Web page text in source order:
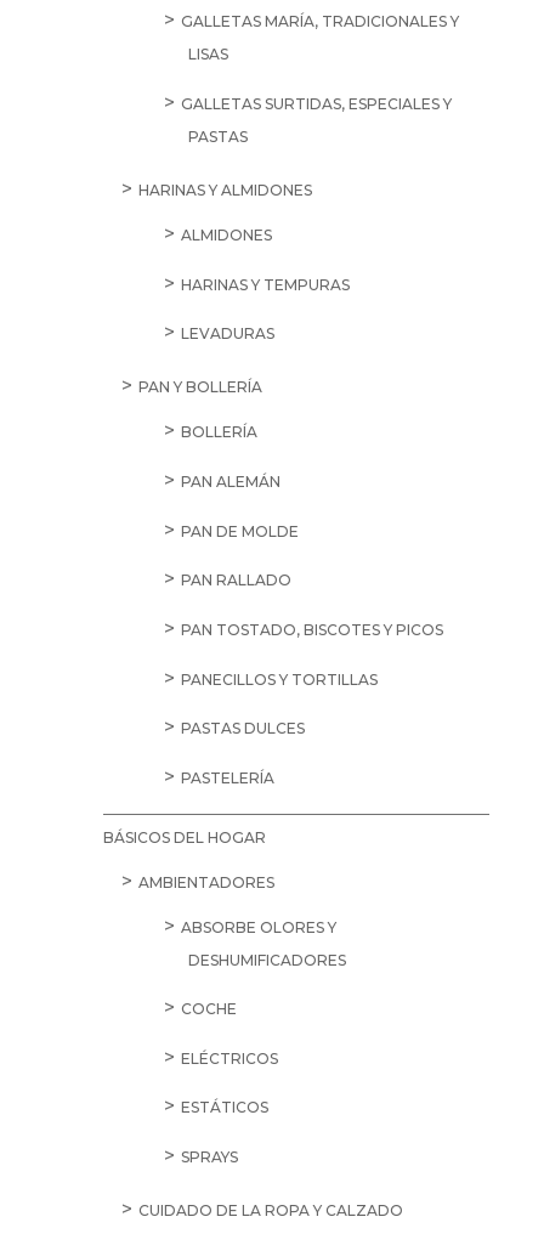
GALLETAS MARÍA, TRADICIONALES Y
LISAS
GALLETAS SURTIDAS, ESPECIALES Y
PASTAS
HARINAS Y ALMIDONES
ALMIDONES
HARINAS Y TEMPURAS
LEVADURAS
PAN Y BOLLERÍA
BOLLERÍA
PAN ALEMÁN
PAN DE MOLDE
PAN RALLADO
PAN TOSTADO, BISCOTES Y PICOS
PANECILLOS Y TORTILLAS
PASTAS DULCES
PASTELERÍA
BÁSICOS DEL HOGAR
AMBIENTADORES
ABSORBE OLORES Y
DESHUMIFICADORES
COCHE
ELÉCTRICOS
ESTÁTICOS
SPRAYS
CUIDADO DE LA ROPA Y CALZADO